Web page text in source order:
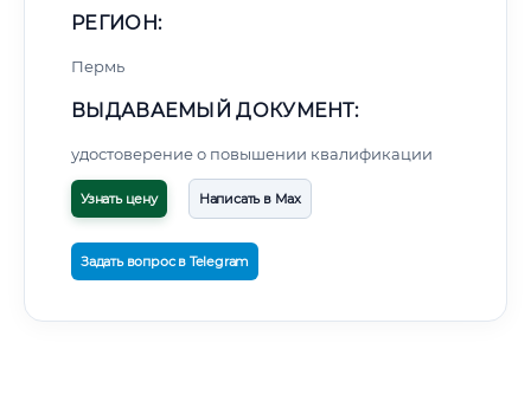
РЕГИОН:
Пермь
ВЫДАВАЕМЫЙ ДОКУМЕНТ:
удостоверение о повышении квалификации
Узнать цену Написать в Max
Задать вопрос в Telegram